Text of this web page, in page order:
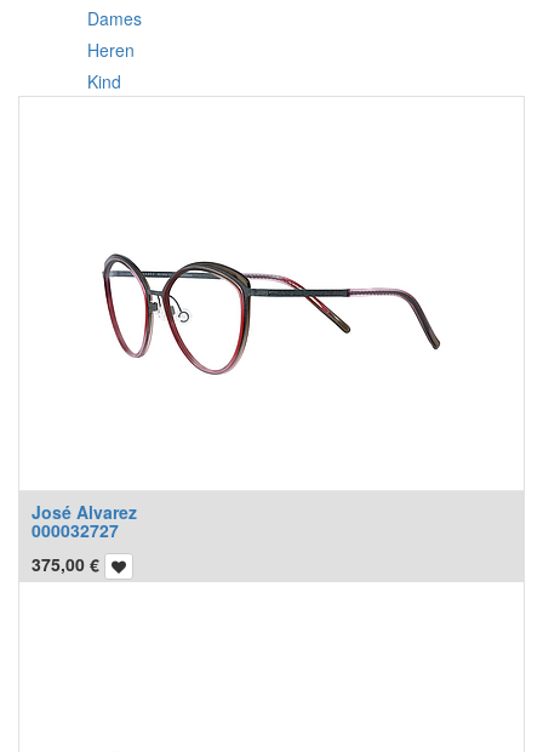
Dames
Heren
Kind
José Alvarez
000032727
375,00 €